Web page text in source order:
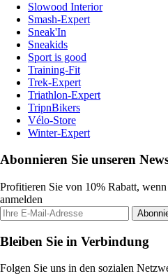
Slowood Interior
Smash-Expert
Sneak'In
Sneakids
Sport is good
Training-Fit
Trek-Expert
Triathlon-Expert
TripnBikers
Vélo-Store
Winter-Expert
Abonnieren Sie unseren
Profitieren Sie von 10% Rabatt,
anmelden
Bleiben Sie in Verbindung
Folgen Sie uns in den sozialen